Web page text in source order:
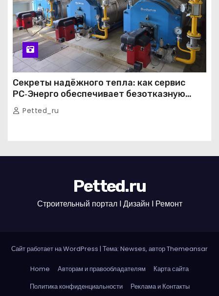
Секреты надёжного тепла: как сервис
РС‑Энерго обеспечивает безотказную
работу котельных в Москве и Подмосковье
Petted_ru
Petted.ru
Строительный портал l Дизайн l Ремонт
Сайт работает на WordPress | Тема: Newses, авторThemeansar
Home Авторам и правообладателям
Карта сайта
Политика конфиденциальности
Реклама и Контакты